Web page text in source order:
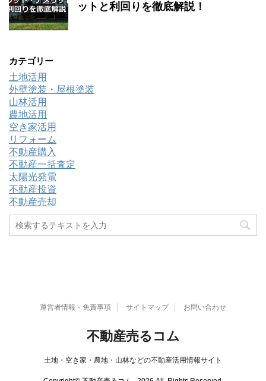
ットと利回りを徹底解説！
カテゴリー
土地活用
外壁塗装・屋根塗装
山林活用
農地活用
空き家活用
リフォーム
不動産購入
不動産一括査定
太陽光発電
不動産投資
不動産売却
運営者情報・免責事項 サイトマップ お問い合わせ
不動産売るコム
土地・空き家・農地・山林などの不動産活用情報サイト